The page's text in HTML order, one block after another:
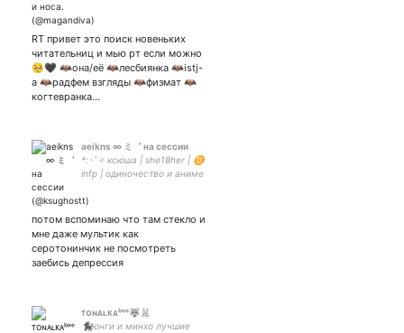
RT привет это поиск новеньких
читательниц и мью рт если можно
🥺🖤 🦇она/её 🦇лесбиянка 🦇istj-
a 🦇радфем взгляды 🦇физмат 🦇
когтевранка…
aeikns ∞ ミ゛ на сессии
*:･ﾟ✧ ксюша | she18her | ♊️
infp | одиночество и аниме
asheiji & renga brainrot |
потом вспоминаю что там стекло и
мне даже мультик как
серотонинчик не посмотреть
заебись депрессия
ᴛᴏɴᴀʟᴋᴀᵇᵉᵉ🐺🐰
🐈‍⬛юнги и минхо лучшие